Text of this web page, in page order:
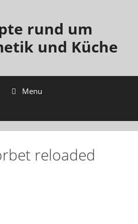
rund um
und Küche
Menu
reloaded